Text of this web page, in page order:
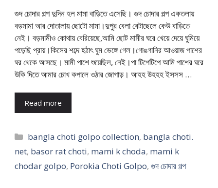
গুদ চোদার গল্প দুদিন হল মামা বাড়িতে এসেছি। গুদ চোদার গল্প একতলায়
বড়মামা আর দোতালায় ছোটো মামা।দুপুর বেলা বেটাছেলে কেউ বাড়িতে
নেই। বড়মামীও কোথায় বেরিয়েছে,আমি ছোট মামীর ঘরে খেয়ে দেয়ে ঘুমিয়ে
পড়েছি প্রায়।কিসের শব্দে হঠাৎ ঘুম ভেঙ্গে গেল।গোঙগানির আওয়াজ পাশের
ঘর থেকে আসছে। মামী পাশে শুয়েছিল, নেই।পা টিপেটিপে আমি পাশের ঘরে
উকি দিতে আমার চোখ কপালে ওঠার জোগাড়। আহহ উহহহ ইসসস …
Read more
Categories
bangla choti golpo collection, bangla choti.
net, basor rat choti, mami k choda, mami k
chodar golpo, Porokia Choti Golpo, গুদ চোদার গল্প